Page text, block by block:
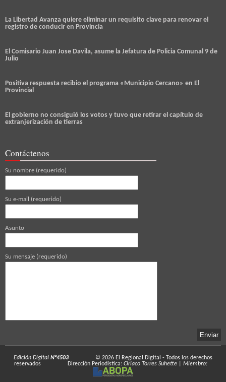
La Libertad Avanza quiere eliminar un requisito clave para renovar el
registro de conducir en Provincia
El Comisario Juan Jose Davila, asume la Jefatura de Policia Comunal 9 de
Julio
Positiva respuesta recibio el programa «Municipio Cercano» en El
Provincial
El gobierno no consiguió los votos y tuvo que retirar el capítulo de
extranjerización de tierras
Contáctenos
Su nombre (requerido)
Su e-mail (requerido)
Asunto
Su mensaje (requerido)
Edición Digital N°4503 © 2026 El Regional Digital - Todos los derechos
reservados
Dirección Periodística: Ciriaco Torres Suhette Miembro: